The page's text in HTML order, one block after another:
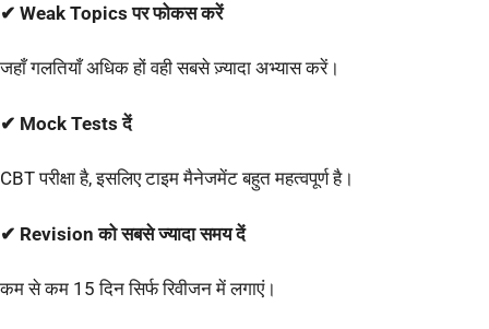
✔ Weak Topics पर फोकस करें
जहाँ गलतियाँ अधिक हों वही सबसे ज़्यादा अभ्यास करें।
✔ Mock Tests दें
CBT परीक्षा है, इसलिए टाइम मैनेजमेंट बहुत महत्वपूर्ण है।
✔ Revision को सबसे ज्यादा समय दें
कम से कम 15 दिन सिर्फ रिवीजन में लगाएं।